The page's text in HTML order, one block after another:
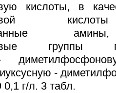
кислоты, в
группы
-
0,1 г/л. 3 табл.